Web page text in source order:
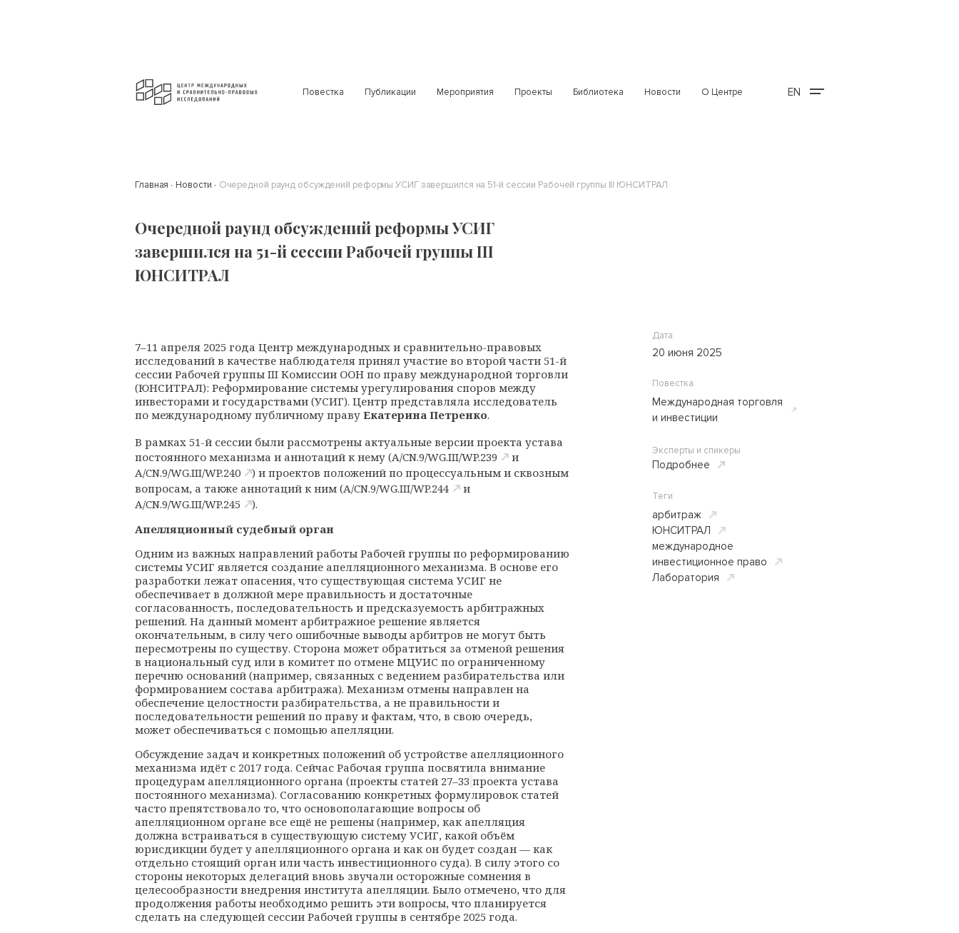
Повестка Публикации Мероприятия Проекты Библиотека Новости О Центре EN
Главная Новости Очередной раунд обсуждений реформы УСИГ завершился на 51-й сессии Рабочей группы III ЮНСИТРАЛ
Очередной раунд обсуждений реформы УСИГ
завершился на 51-й сессии Рабочей группы III
ЮНСИТРАЛ
7–11 апреля 2025 года Центр международных и сравнительно-правовых
исследований в качестве наблюдателя принял участие во второй части 51-й
сессии Рабочей группы III Комиссии ООН по праву международной торговли
(ЮНСИТРАЛ): Реформирование системы урегулирования споров между
инвесторами и государствами (УСИГ). Центр представляла исследователь
по международному публичному праву Екатерина Петренко.
В рамках 51-й сессии были рассмотрены актуальные версии проекта устава
постоянного механизма и аннотаций к нему (A/CN.9/WG.III/WP.239
и
A/CN.9/WG.III/WP.240
) и проектов положений по процессуальным и сквозным
вопросам, а также аннотаций к ним (A/CN.9/WG.III/WP.244
и
A/CN.9/WG.III/WP.245
).
Апелляционный судебный орган
Одним из важных направлений работы Рабочей группы по реформированию
системы УСИГ является создание апелляционного механизма. В основе его
разработки лежат опасения, что существующая система УСИГ не
обеспечивает в должной мере правильность и достаточные
согласованность, последовательность и предсказуемость арбитражных
решений. На данный момент арбитражное решение является
окончательным, в силу чего ошибочные выводы арбитров не могут быть
пересмотрены по существу. Сторона может обратиться за отменой решения
в национальный суд или в комитет по отмене МЦУИС по ограниченному
перечню оснований (например, связанных с ведением разбирательства или
формированием состава арбитража). Механизм отмены направлен на
обеспечение целостности разбирательства, а не правильности и
последовательности решений по праву и фактам, что, в свою очередь,
может обеспечиваться с помощью апелляции.
Обсуждение задач и конкретных положений об устройстве апелляционного
механизма идёт с 2017 года. Сейчас Рабочая группа посвятила внимание
процедурам апелляционного органа (проекты статей 27–33 проекта устава
постоянного механизма). Согласованию конкретных формулировок статей
часто препятствовало то, что основополагающие вопросы об
апелляционном органе все ещё не решены (например, как апелляция
должна встраиваться в существующую систему УСИГ, какой объём
юрисдикции будет у апелляционного органа и как он будет создан — как
отдельно стоящий орган или часть инвестиционного суда). В силу этого со
стороны некоторых делегаций вновь звучали осторожные сомнения в
целесообразности внедрения института апелляции. Было отмечено, что для
продолжения работы необходимо решить эти вопросы, что планируется
сделать на следующей сессии Рабочей группы в сентябре 2025 года.
Дата
20 июня 2025
Повестка
Международная торговля
и инвестиции
Эксперты и спикеры
Подробнее
Теги
арбитраж
ЮНСИТРАЛ
международное
инвестиционное право
Лаборатория